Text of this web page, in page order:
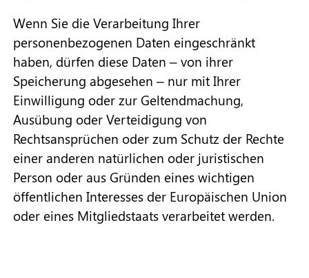
Wenn Sie die Verarbeitung Ihrer
personenbezogenen Daten eingeschränkt
haben, dürfen diese Daten – von ihrer
Speicherung abgesehen – nur mit Ihrer
Einwilligung oder zur Geltendmachung,
Ausübung oder Verteidigung von
Rechtsansprüchen oder zum Schutz der Rechte
einer anderen natürlichen oder juristischen
Person oder aus Gründen eines wichtigen
öffentlichen Interesses der Europäischen Union
oder eines Mitgliedstaats verarbeitet werden.